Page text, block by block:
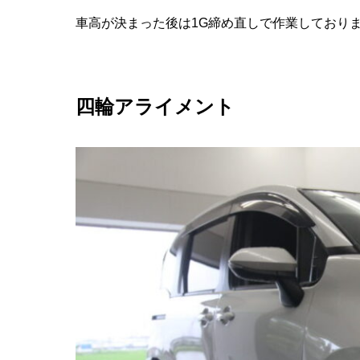
車高が決まった後は1G締め直しで作業しており
四輪アライメント